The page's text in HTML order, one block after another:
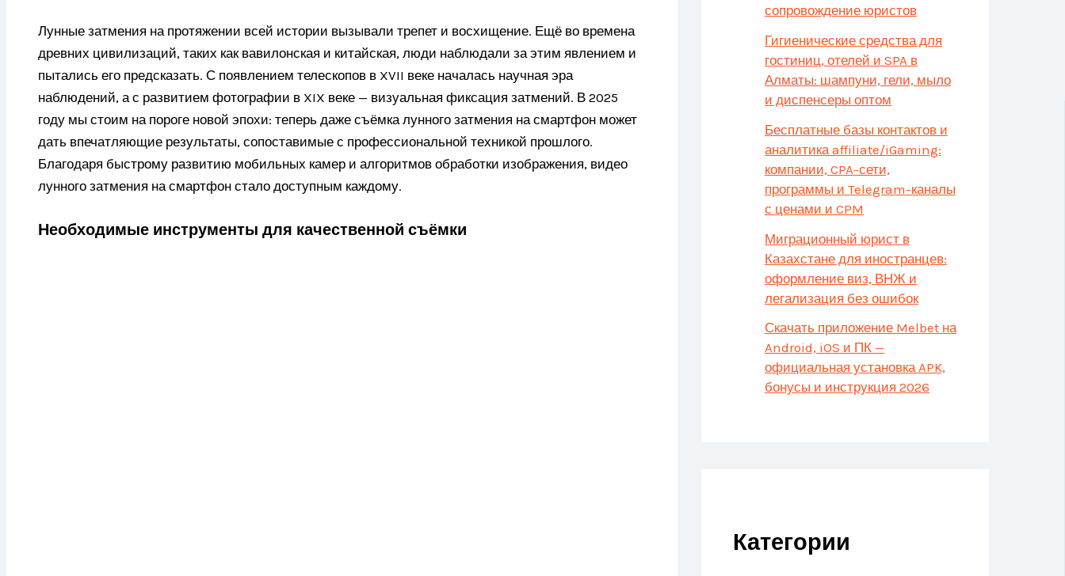
Лунные затмения на протяжении всей истории вызывали трепет и восхищение. Ещё во времена
древних цивилизаций, таких как вавилонская и китайская, люди наблюдали за этим явлением и
пытались его предсказать. С появлением телескопов в XVII веке началась научная эра
наблюдений, а с развитием фотографии в XIX веке — визуальная фиксация затмений. В 2025
году мы стоим на пороге новой эпохи: теперь даже съёмка лунного затмения на смартфон может
дать впечатляющие результаты, сопоставимые с профессиональной техникой прошлого.
Благодаря быстрому развитию мобильных камер и алгоритмов обработки изображения, видео
лунного затмения на смартфон стало доступным каждому.
Необходимые инструменты для качественной съёмки
сопровождение юристов
Гигиенические средства для
гостиниц, отелей и SPA в
Алматы: шампуни, гели, мыло
и диспенсеры оптом
Бесплатные базы контактов и
аналитика affiliate/iGaming:
компании, CPA-сети,
программы и Telegram-каналы
с ценами и CPM
Миграционный юрист в
Казахстане для иностранцев:
оформление виз, ВНЖ и
легализация без ошибок
Скачать приложение Melbet на
Android, iOS и ПК —
официальная установка APK,
бонусы и инструкция 2026
Категории